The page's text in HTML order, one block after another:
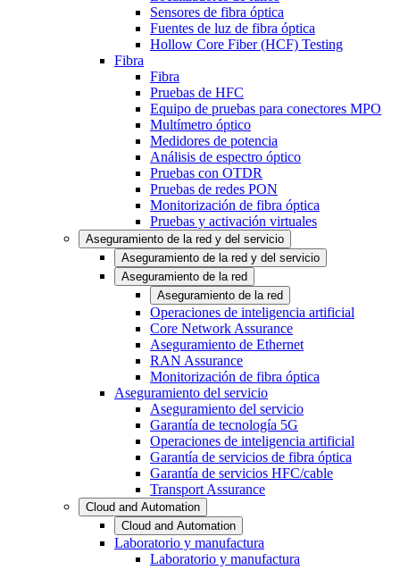
Sensores de fibra óptica
Fuentes de luz de fibra óptica
Hollow Core Fiber (HCF) Testing
Fibra
Fibra
Pruebas de HFC
Equipo de pruebas para conectores MPO
Multímetro óptico
Medidores de potencia
Análisis de espectro óptico
Pruebas con OTDR
Pruebas de redes PON
Monitorización de fibra óptica
Pruebas y activación virtuales
Aseguramiento de la red y del servicio
Aseguramiento de la red y del servicio
Aseguramiento de la red
Aseguramiento de la red
Operaciones de inteligencia artificial
Core Network Assurance
Aseguramiento de Ethernet
RAN Assurance
Monitorización de fibra óptica
Aseguramiento del servicio
Aseguramiento del servicio
Garantía de tecnología 5G
Operaciones de inteligencia artificial
Garantía de servicios de fibra óptica
Garantía de servicios HFC/cable
Transport Assurance
Cloud and Automation
Cloud and Automation
Laboratorio y manufactura
Laboratorio y manufactura